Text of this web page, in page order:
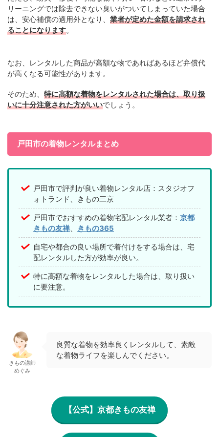
リーニングでは除去できない臭いがついてしまっていた場合
は、安心補償の適用外となり、 業者が定めた金額を請求され
ることになります。
なお、レンタルした商品が高額な物であればあるほど弁償代
が高くなる可能性があります。
そのため、 特に高額な着物をレンタルされた場合は、取り扱
いに十分注意された方がいいでしょう。
戸田市の着物レンタルまとめ
戸田市で評判が良い着物レンタル店：スタジオフ
ォトランド、きもの三京
戸田市でおすすめの着物宅配レンタル業者： 京都
きもの友禅
きもの365
自宅や都合の良い場所で着付けをする場合は、宅
配レンタルした方が効率が良い。
特に高額な着物をレンタルした場合は、取り扱い
に要注意。
きもの講師
めぐみ
良質な着物を効率良くレンタルして、素敵
な着物ライフを楽しんでください。
【公式】京都きもの友禅